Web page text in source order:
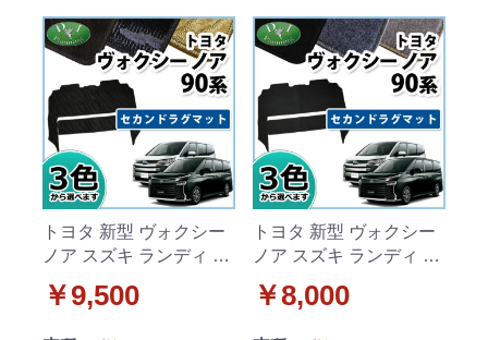
トヨタ 新型 ヴォクシー
ノア スズキ ランディ 90
織柄シリーズ 社外新品
￥9,500
トヨタ 新型 ヴォクシー
ノア スズキ ランディ 90
DXシリーズ 社外新品
￥8,000